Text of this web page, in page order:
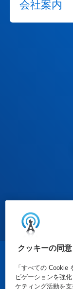
クッキーの同意
「すべての Cookie
ビゲーションを強
ケティング活動を
会社案内